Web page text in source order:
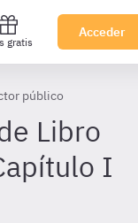
gratis
Acceder
público
Libro
I